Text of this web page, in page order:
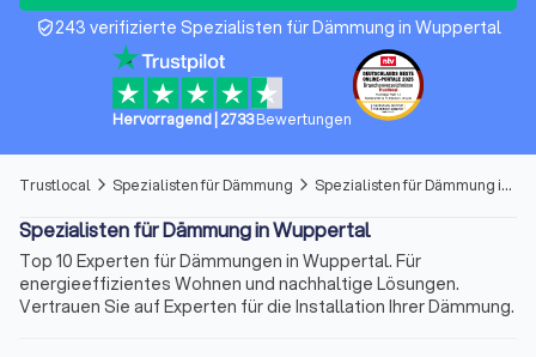
verified_user243 verifizierte Spezialisten für Dämmung in Wuppertal
Hervorragend| 2733 Bewertungen
Trustlocal arrow_forward_ios Spezialisten für Dämmung arrow_forward_ios Spezialisten für Dämmung in Wuppertal
Spezialisten für Dämmung in Wuppertal
Top 10 Experten für Dämmungen in Wuppertal. Für
energieeffizientes Wohnen und nachhaltige Lösungen.
Vertrauen Sie auf Experten für die Installation Ihrer Dämmung.